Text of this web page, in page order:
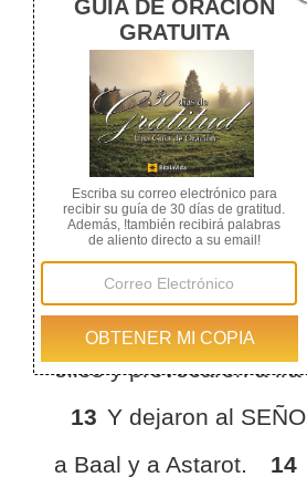
SEÑOR y sirvieron a
12 y abandonaron al
Dios de sus padres,
sacado de la tierra de
siguieron a otros
dioses de los pueblos
a su derredor; se
ellos y provocaron a ira
13 Y dejaron al
a Baal y a Astarot.
14